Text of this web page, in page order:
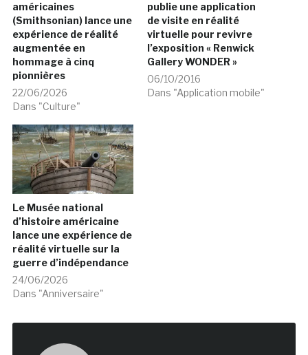
américaines
(Smithsonian) lance une
expérience de réalité
augmentée en
hommage à cinq
pionnières
22/06/2026
Dans "Culture"
publie une application
de visite en réalité
virtuelle pour revivre
l’exposition « Renwick
Gallery WONDER »
06/10/2016
Dans "Application mobile"
Le Musée national
d’histoire américaine
lance une expérience de
réalité virtuelle sur la
guerre d’indépendance
24/06/2026
Dans "Anniversaire"